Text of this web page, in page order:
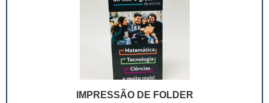
IMPRESSÃO DE FOLDER